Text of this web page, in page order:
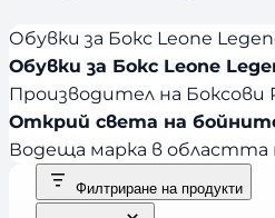
Обувки за Бокс Leone
Обувки за Бокс Leone
Производител на Боксови
Открий света на
Водеща марка в областта
Филтриране на продукти